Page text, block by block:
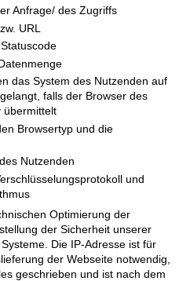
Anfrage/ des Zugriffs
URL
das System des Nutzenden auf
falls der Browser des
übermittelt
Browsertyp und die
Nutzenden
und
Optimierung der
der Sicherheit unserer
Die IP-Adresse ist für
der Webseite notwendig,
geschrieben und ist nach dem